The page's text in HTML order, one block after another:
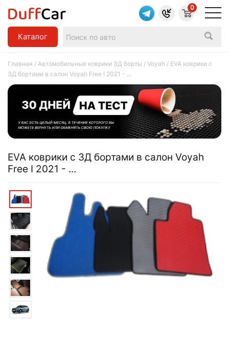
Каталог
0
Главная / Автомобильные коврики 3Д борты / Voyah / EVA коврики c
3Д бортами в салон Voyah Free I 2021 - ...
EVA коврики c 3Д бортами в салон Voyah
Free I 2021 - ...